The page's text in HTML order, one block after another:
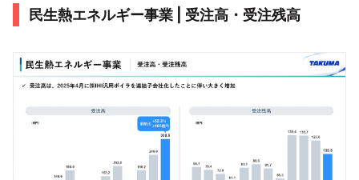
民生熱エネルギー事業 | 受注高・受注残高